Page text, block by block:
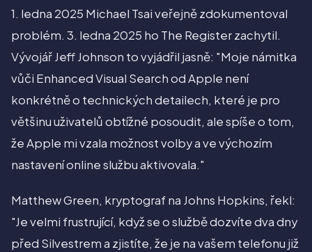
1. ledna 2025 Michael Tsai veřejně zdokumentoval
problém. 3. ledna 2025 ho The Register zachytil.
Vývojář Jeff Johnson to vyjádřil jasně: "Moje námitka
vůči Enhanced Visual Search od Apple není
konkrétně o technických detailech, které je pro
většinu uživatelů obtížné posoudit, ale spíše o tom,
že Apple mi vzala možnost volby a ve výchozím
nastavení online službu aktivovala."
Matthew Green, kryptograf na Johns Hopkins, řekl:
"Je velmi frustrující, když se o službě dozvíte dva dny
před Silvestrem a zjistíte, že je na vašem telefonu již